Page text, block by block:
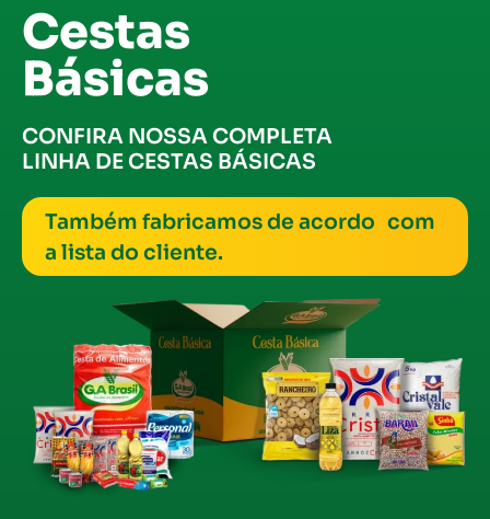
Cestas
Básicas
CONFIRA NOSSA COMPLETA
LINHA DE CESTAS BÁSICAS
Também fabricamos de acordo com
a lista do cliente.